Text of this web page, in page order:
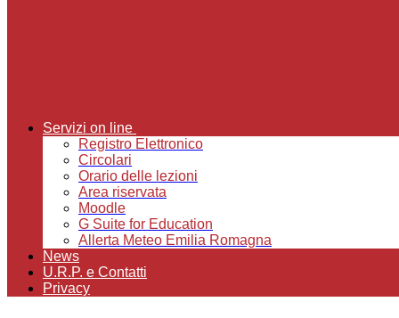
Servizi on line
Registro Elettronico
Circolari
Orario delle lezioni
Area riservata
Moodle
G Suite for Education
Allerta Meteo Emilia Romagna
News
U.R.P. e Contatti
Privacy